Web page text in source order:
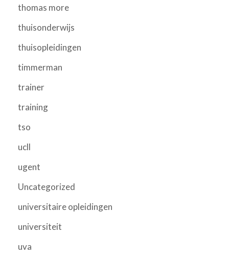
thomas more
thuisonderwijs
thuisopleidingen
timmerman
trainer
training
tso
ucll
ugent
Uncategorized
universitaire opleidingen
universiteit
uva